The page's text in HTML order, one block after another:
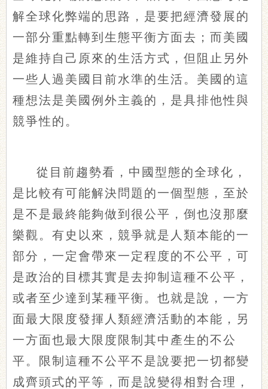
解全球化弊端的思路，是要把經濟發展的
一部分重點轉到生態平衡方面去；而美國
是維持自己原來的生活方式，但阻止另外
一些人過美國目前水準的生活。美國的這
種想法是美國例外主義的，是具排他性與
競爭性的。
從目前趨勢看，中國型態的全球化，
是比較有可能解決問題的一個型態，至於
是不是最終能夠做到很公平，倒也沒那麼
樂觀。有史以來，競爭就是人類本能的一
部分，一定會帶來一定程度的不公平，可
是政治的目標其實是去抑制這種不公平，
或者至少達到某種平衡。也就是說，一方
面最大限度發揮人類經濟活動的本能，另
一方面也最大限度限制其中產生的不公
平。限制這種不公平不是說要把一切都變
成齊頭式的平等，而是說變得相對合理，